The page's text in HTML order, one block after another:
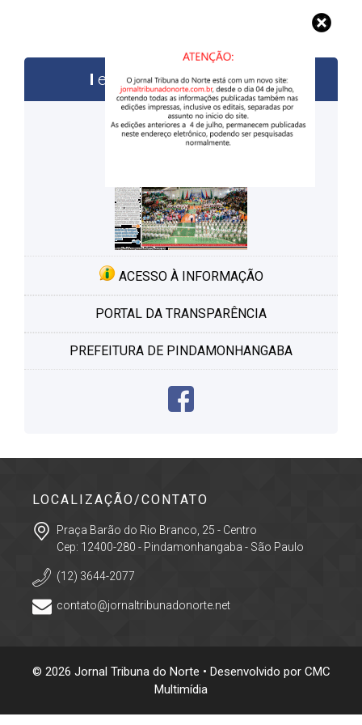
edições anteriores
ACESSO À INFORMAÇÃO
PORTAL DA TRANSPARÊNCIA
PREFEITURA DE PINDAMONHANGABA
LOCALIZAÇÃO/CONTATO
Praça Barão do Rio Branco, 25 - Centro
Cep: 12400-280 - Pindamonhangaba - São Paulo
(12) 3644-2077
contato@jornaltribunadonorte.net
© 2026 Jornal Tribuna do Norte • Desenvolvido por CMC
Multimídia